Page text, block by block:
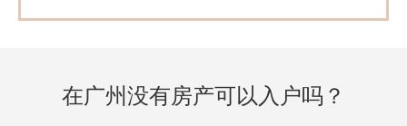
138****2905 符合条件 方案已发送
在广州没有房产可以入户吗？